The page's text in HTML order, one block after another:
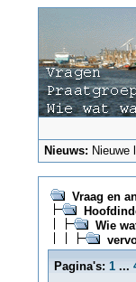
Nieuws: Nieuwe
Vraag en
Wie
Pagina's: 1 ...